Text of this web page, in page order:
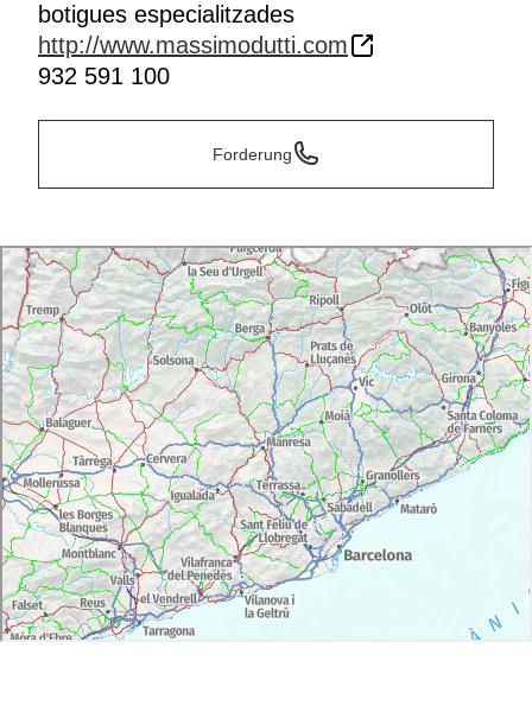
botigues especialitzades
http://www.massimodutti.com
932 591 100
Forderung